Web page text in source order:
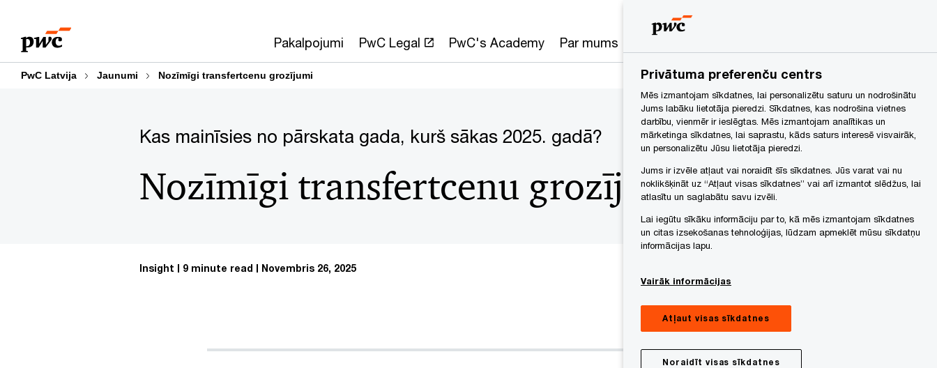
content
footer
Pakalpojumi PwC Legal PwC's Academy Par mums
PwC Latvija Jaunumi Nozīmīgi transfertcenu grozījumi
Kas mainīsies no pārskata gada, kurš sākas 2025. gadā?
Nozīmīgi transfertcenu grozījumi
Insight 9 minute read Novembris 26, 2025
Privātuma preferenču centrs
Mēs izmantojam sīkdatnes, lai personalizētu saturu un nodrošinātu
Jums labāku lietotāja pieredzi. Sīkdatnes, kas nodrošina vietnes
darbību, vienmēr ir ieslēgtas. Mēs izmantojam analītikas un
mārketinga sīkdatnes, lai saprastu, kāds saturs interesē visvairāk,
un personalizētu Jūsu lietotāja pieredzi.
Jums ir izvēle atļaut vai noraidīt šīs sīkdatnes. Jūs varat vai nu
noklikšķināt uz “Atļaut visas sīkdatnes” vai arī izmantot slēdžus, lai
atlasītu un saglabātu savu izvēli.
Lai iegūtu sīkāku informāciju par to, kā mēs izmantojam sīkdatnes
un citas izsekošanas tehnoloģijas, lūdzam apmeklēt mūsu sīkdatņu
informācijas lapu.
Vairāk informācijas
Atļaut visas sīkdatnes
Noraidīt visas sīkdatnes